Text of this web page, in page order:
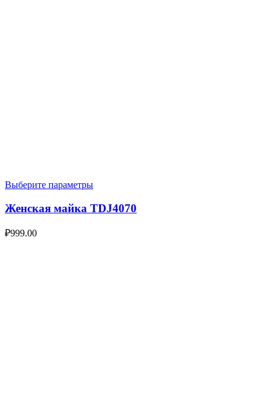
Выберите параметры
Женская майка TDJ4070
₽999.00